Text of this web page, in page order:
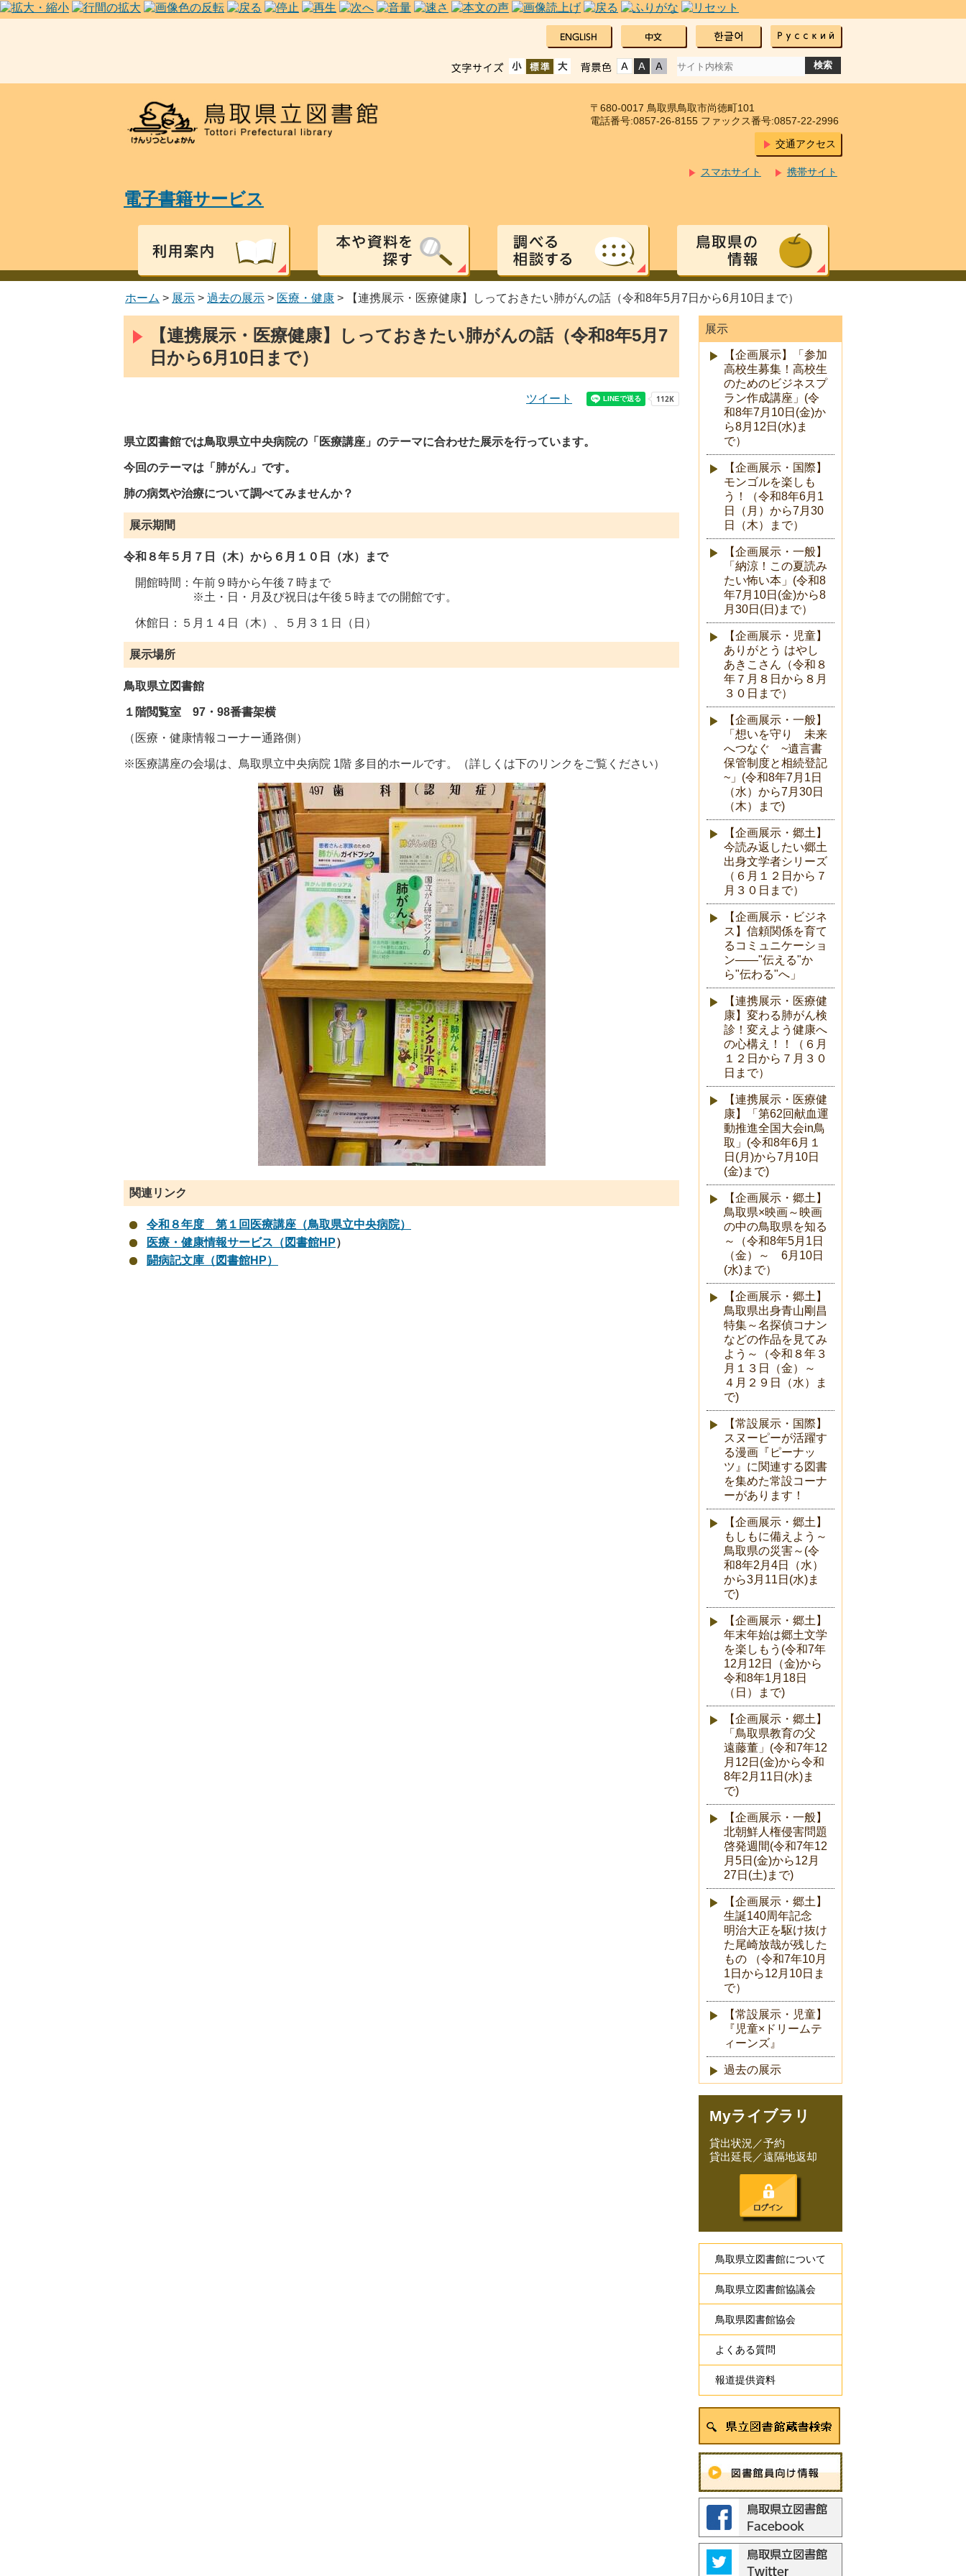
〒680-0017 鳥取県鳥取市尚徳町101
電話番号:0857-26-8155 ファックス番号:0857-22-2996
交通アクセス
携帯サイト
スマホサイト
電子書籍サービス
ホーム > 展示 > 過去の展示 > 医療・健康 > 【連携展示・医療健康】しっておきたい肺がんの話（令和8年5月7日から6月10日まで）
【連携展示・医療健康】しっておきたい肺がんの話（令和8年5月7
日から6月10日まで）
ツイート
県立図書館では鳥取県立中央病院の「医療講座」のテーマに合わせた展示を行っています。
今回のテーマは「肺がん」です。
肺の病気や治療について調べてみませんか？
展示期間
令和８年 ５ 月７日（木）から ６ 月 １０ 日（水）まで
開館時間：午前９時から午後７時まで
※土・日・月及び祝日は午後５時までの開館です。
休館日：５月１４日（木）、５月３１日（日）
展示場所
鳥取県立図書館
１階閲覧室 97・98番書架横
（医療・健康情報コーナー通路側）
※医療講座の会場は、鳥取県立中央病院 1階 多目的ホールです。（詳しくは下のリンクをご覧ください）
関連リンク
令和８年度 第１回医療講座（鳥取県立中央病院）
医療・健康情報サービス（図書館HP）
闘病記文庫（図書館HP）
展示
【企画展示】「参加
高校生募集！高校生
のためのビジネスプ
ラン作成講座」(令
和8年7月10日(金)か
ら8月12日(水)ま
で）
【企画展示・国際】
モンゴルを楽しも
う！（令和8年6月1
日（月）から7月30
日（木）まで）
【企画展示・一般】
「納涼！この夏読み
たい怖い本」(令和8
年7月10日(金)から8
月30日(日)まで）
【企画展示・児童】
ありがとう はやし
あきこさん（令和８
年７月８日から８月
３０日まで）
【企画展示・一般】
「想いを守り 未来
へつなぐ ~遺言書
保管制度と相続登記
~」(令和8年7月1日
（水）から7月30日
（木）まで)
【企画展示・郷土】
今読み返したい郷土
出身文学者シリーズ
（６月１２日から７
月３０日まで）
【企画展示・ビジネ
ス】信頼関係を育て
るコミュニケーショ
ン――"伝える"か
ら"伝わる"へ」
【連携展示・医療健
康】変わる肺がん検
診！変えよう健康へ
の心構え！！（６月
１２日から７月３０
日まで）
【連携展示・医療健
康】「第62回献血運
動推進全国大会in鳥
取」(令和8年6月１
日(月)から7月10日
(金)まで)
【企画展示・郷土】
鳥取県×映画～映画
の中の鳥取県を知る
～（令和8年5月1日
（金）～ 6月10日
(水)まで）
【企画展示・郷土】
鳥取県出身青山剛昌
特集～名探偵コナン
などの作品を見てみ
よう～（令和８年３
月１３日（金）～
４月２９日（水）ま
で)
【常設展示・国際】
スヌーピーが活躍す
る漫画『ピーナッ
ツ』に関連する図書
を集めた常設コーナ
ーがあります！
【企画展示・郷土】
もしもに備えよう～
鳥取県の災害～(令
和8年2月4日（水）
から3月11日(水)ま
で)
【企画展示・郷土】
年末年始は郷土文学
を楽しもう(令和7年
12月12日（金)から
令和8年1月18日
（日）まで)
【企画展示・郷土】
「鳥取県教育の父
遠藤董」(令和7年12
月12日(金)から令和
8年2月11日(水)ま
で)
【企画展示・一般】
北朝鮮人権侵害問題
啓発週間(令和7年12
月5日(金)から12月
27日(土)まで)
【企画展示・郷土】
生誕140周年記念
明治大正を駆け抜け
た尾崎放哉が残した
もの （令和7年10月
1日から12月10日ま
で）
【常設展示・児童】
『児童×ドリームテ
ィーンズ』
過去の展示
Myライブラリ
貸出状況／予約
貸出延長／遠隔地返却
鳥取県立図書館について
鳥取県立図書館協議会
鳥取県図書館協会
よくある質問
報道提供資料